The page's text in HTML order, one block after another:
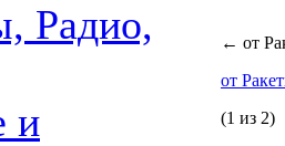
Радио,
и
← от
от
(1 из 2)